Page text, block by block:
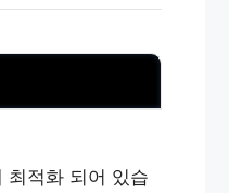
최적화 되어 있습